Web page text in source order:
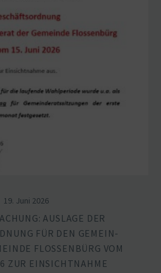
19. Juni 2026
AUSLAGE DER
FÜR DEN GEMEIN­
FLOSSENBÜRG VOM
ZUR EINSICHT­NAHME